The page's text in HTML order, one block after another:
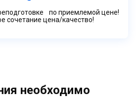
по приемлемой цене!
сочетание цена/качество!
необходимо